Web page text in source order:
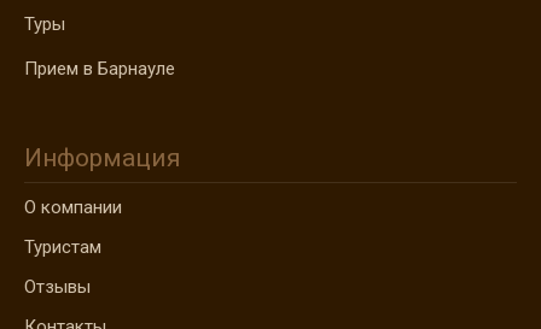
Туры
Прием в Барнауле
Информация
О компании
Туристам
Отзывы